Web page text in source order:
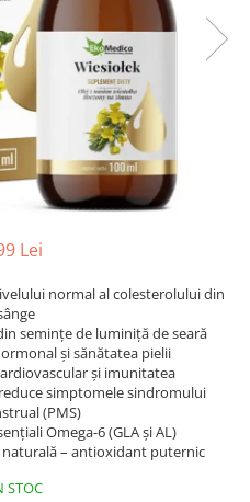
Lei
normal al colesterolului din
semințe de luminiță de seară
și sănătatea pielii
și imunitatea
simptomele sindromului
(PMS)
Omega-6 (GLA și AL)
– antioxidant puternic
STOC